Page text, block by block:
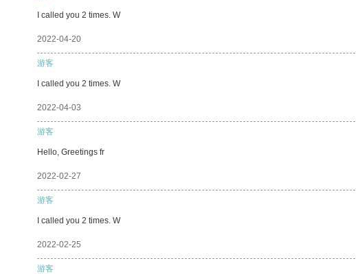
I called you 2 times. W
2022-04-20
游客
I called you 2 times. W
2022-04-03
游客
Hello, Greetings fr
2022-02-27
游客
I called you 2 times. W
2022-02-25
游客